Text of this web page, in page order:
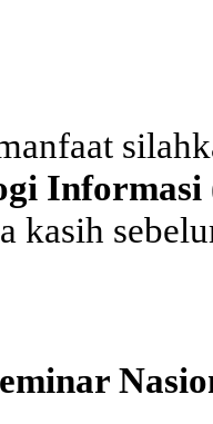
Informasi
kasih